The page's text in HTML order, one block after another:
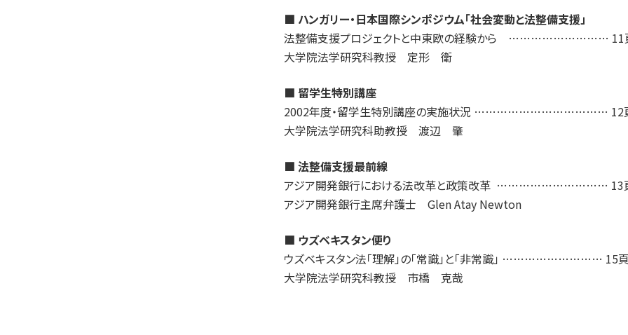
■ ハンガリー・日本国際シンポジウム「社会変動と法整備支援」
法整備支援プロジェクトと中東欧の経験から ……………………… 11
大学院法学研究科教授 定形 衛
■ 留学生特別講座
2002年度・留学生特別講座の実施状況 ……………………………… 12
大学院法学研究科助教授 渡辺 肇
■ 法整備支援最前線
アジア開発銀行における法改革と政策改革 ………………………… 13
アジア開発銀行主席弁護士 Glen Atay Newton
■ ウズベキスタン便り
ウズベキスタン法「理解」の「常識」と「非常識」 ……………………… 15頁
大学院法学研究科教授 市橋 克哉